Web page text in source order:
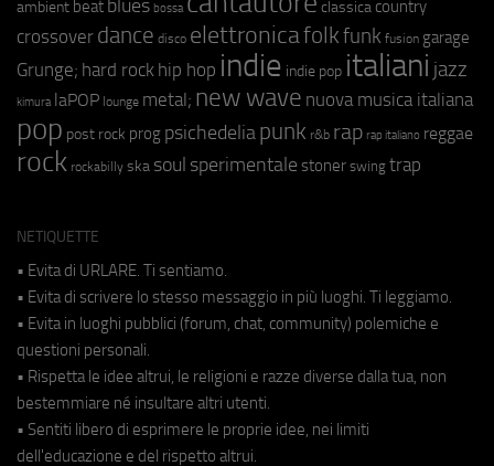
ambient beat blues bossa classica country
crossover dance disco elettronicafolkfunk fusion garage
Grunge; hard rock hip hop indie indie pop italiani jazz
kimura laPOP lounge metal; new wave nuova musica italiana
pop post rock prog psichedeliapunk r&b rap rap italiano reggae
rock rockabilly ska soul sperimentale stoner swing trap
NETIQUETTE
• Evita di URLARE. Ti sentiamo.
• Evita di scrivere lo stesso messaggio in più luoghi. Ti leggiamo.
• Evita in luoghi pubblici (forum, chat, community) polemiche e
questioni personali.
• Rispetta le idee altrui, le religioni e razze diverse dalla tua, non
bestemmiare né insultare altri utenti.
• Sentiti libero di esprimere le proprie idee, nei limiti
dell'educazione e del rispetto altrui.